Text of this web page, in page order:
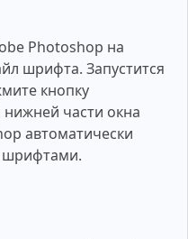
Photoshop на
шрифта. Запустится
кнопку
части окна
автоматически
шрифтами.